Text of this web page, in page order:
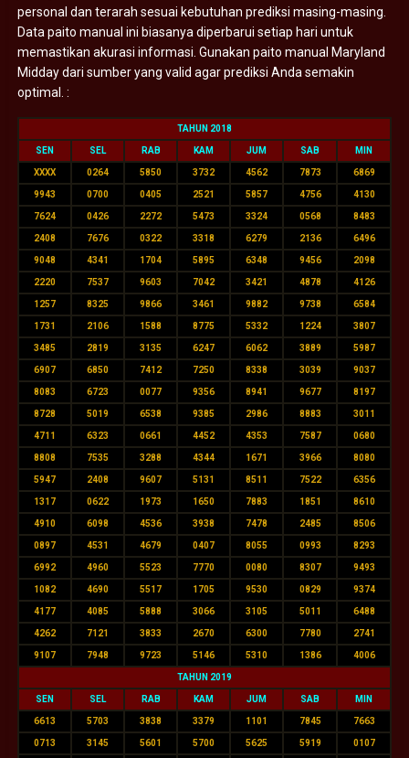
personal dan terarah sesuai kebutuhan prediksi masing-masing.
Data paito manual ini biasanya diperbarui setiap hari untuk
memastikan akurasi informasi. Gunakan paito manual Maryland
Midday dari sumber yang valid agar prediksi Anda semakin
optimal. :
TAHUN 2018
SEN SEL RAB KAM JUM SAB MIN
XXXX 0264 5850 3732 4562 7873 6869
9943 0700 0405 2521 5857 4756 4130
7624 0426 2272 5473 3324 0568 8483
2408 7676 0322 3318 6279 2136 6496
9048 4341 1704 5895 6348 9456 2098
2220 7537 9603 7042 3421 4878 4126
1257 8325 9866 3461 9882 9738 6584
1731 2106 1588 8775 5332 1224 3807
3485 2819 3135 6247 6062 3889 5987
6907 6850 7412 7250 8338 3039 9037
8083 6723 0077 9356 8941 9677 8197
8728 5019 6538 9385 2986 8883 3011
4711 6323 0661 4452 4353 7587 0680
8808 7535 3288 4344 1671 3966 8080
5947 2408 9607 5131 8511 7522 6356
1317 0622 1973 1650 7883 1851 8610
4910 6098 4536 3938 7478 2485 8506
0897 4531 4679 0407 8055 0993 8293
6992 4960 5523 7770 0080 8307 9493
1082 4690 5517 1705 9530 0829 9374
4177 4085 5888 3066 3105 5011 6488
4262 7121 3833 2670 6300 7780 2741
9107 7948 9723 5146 5310 1386 4006
TAHUN 2019
SEN SEL RAB KAM JUM SAB MIN
6613 5703 3838 3379 1101 7845 7663
0713 3145 5601 5700 5625 5919 0107